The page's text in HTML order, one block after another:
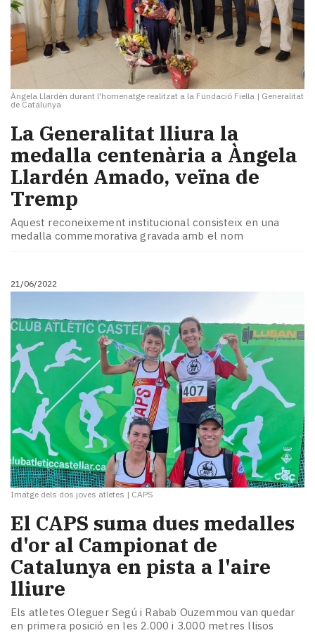
Àngela Llardén durant l'homenatge realitzat a la Fundació Fiella | Generalitat
de Catalunya
La Generalitat lliura la
medalla centenària a Àngela
Llardén Amado, veïna de
Tremp
Aquest reconeixement institucional consisteix en una
medalla commemorativa gravada amb el nom
21/06/2022
Imatge dels dos joves atletes | CAPS
El CAPS suma dues medalles
d'or al Campionat de
Catalunya en pista a l'aire
lliure
Els atletes Oleguer Segú i Rabab Ouzemmou van quedar
en primera posició en les 2.000 i 3.000 metres llisos